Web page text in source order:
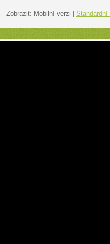
Zobrazit: Mobilní verzi | Standardní